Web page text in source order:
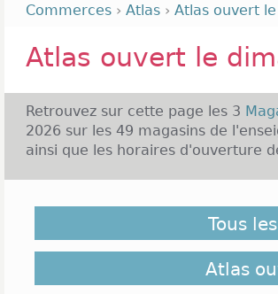
Commerces › Atlas › Atlas ouvert
Atlas ouvert le
Retrouvez sur cette page les 3
2026 sur les 49 magasins de
ainsi que les horaires d'ouverture
L'enseigne Atlas est une
meubles et de décorations pour
une large gamme de produits
comme la livraison à domicile
Tous
Atlas